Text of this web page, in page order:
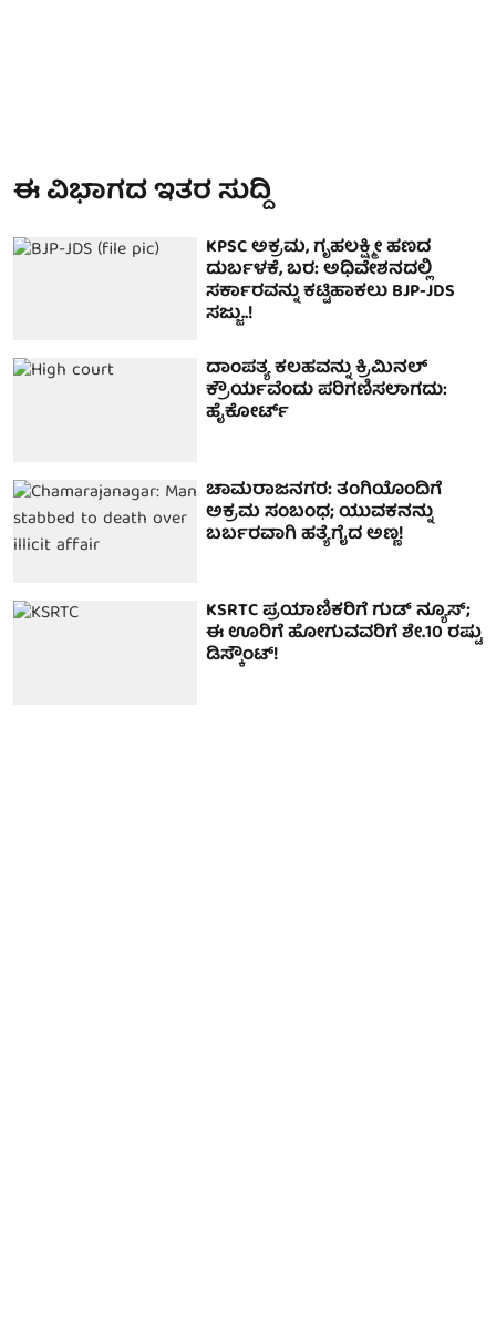
ಈ ವಿಭಾಗದ ಇತರ ಸುದ್ದಿ
KPSC ಅಕ್ರಮ, ಗೃಹಲಕ್ಷ್ಮೀ ಹಣದ
ದುರ್ಬಳಕೆ, ಬರ: ಅಧಿವೇಶನದಲ್ಲಿ
ಸರ್ಕಾರವನ್ನು ಕಟ್ಟಿಹಾಕಲು BJP-JDS
ಸಜ್ಜು..!
ದಾಂಪತ್ಯ ಕಲಹವನ್ನು ಕ್ರಿಮಿನಲ್
ಕ್ರೌರ್ಯವೆಂದು ಪರಿಗಣಿಸಲಾಗದು:
ಹೈಕೋರ್ಟ್
ಚಾಮರಾಜನಗರ: ತಂಗಿಯೊಂದಿಗೆ
ಅಕ್ರಮ ಸಂಬಂಧ; ಯುವಕನನ್ನು
ಬರ್ಬರವಾಗಿ ಹತ್ಯೆಗೈದ ಅಣ್ಣ!
KSRTC ಪ್ರಯಾಣಿಕರಿಗೆ ಗುಡ್ ನ್ಯೂಸ್;
ಈ ಊರಿಗೆ ಹೋಗುವವರಿಗೆ ಶೇ.10 ರಷ್ಟು
ಡಿಸ್ಕೌಂಟ್!